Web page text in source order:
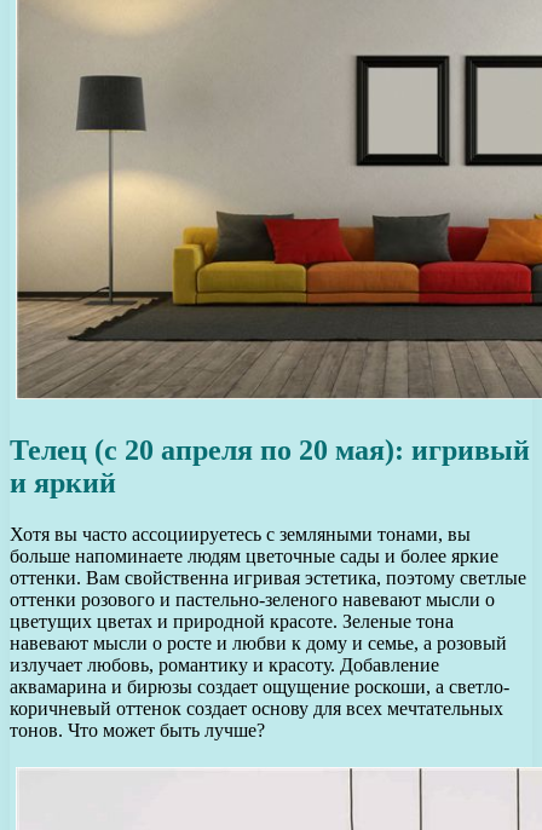
Телец (с 20 апреля по 20 мая): игривый
и яркий
Хотя вы часто ассоциируетесь с земляными тонами, вы
больше напоминаете людям цветочные сады и более яркие
оттенки. Вам свойственна игривая эстетика, поэтому светлые
оттенки розового и пастельно-зеленого навевают мысли о
цветущих цветах и природной красоте. Зеленые тона
навевают мысли о росте и любви к дому и семье, а розовый
излучает любовь, романтику и красоту. Добавление
аквамарина и бирюзы создает ощущение роскоши, а светло-
коричневый оттенок создает основу для всех мечтательных
тонов. Что может быть лучше?